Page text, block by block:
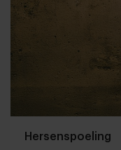
Hersenspoeling